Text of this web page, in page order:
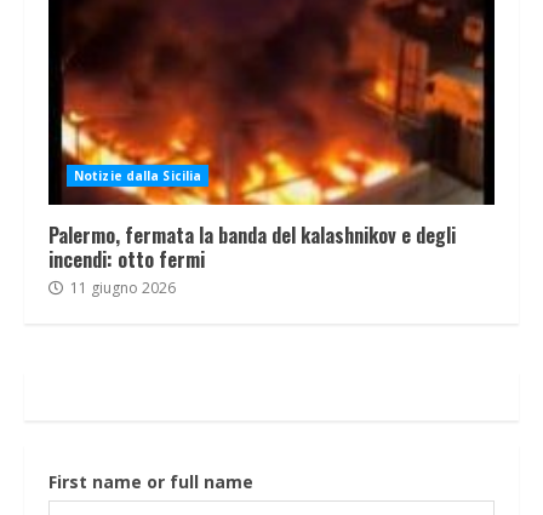
Notizie dalla Sicilia
Palermo, fermata la banda del kalashnikov e degli
incendi: otto fermi
11 giugno 2026
First name or full name